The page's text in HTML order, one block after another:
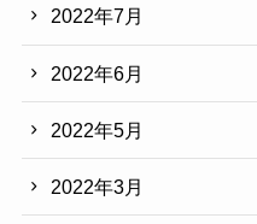
2022年7月
2022年6月
2022年5月
2022年3月